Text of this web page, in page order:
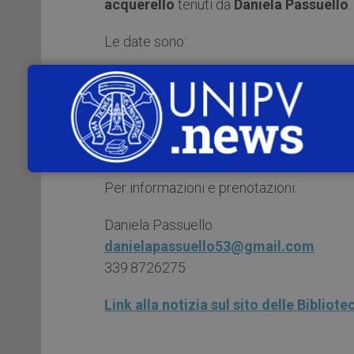
acquerello tenuti da Daniela Passuello
Le date sono:
mercoledì 11 maggio 10:00-13:00
mercoledì 18 maggio 10:00-13:00
mercoledì 25 maggio 10:00-13:00
Altre date sono in programmazione.
Per informazioni e prenotazioni:
Daniela Passuello
danielapassuello53@gmail.com
339.8726275
Link alla notizia sul sito delle